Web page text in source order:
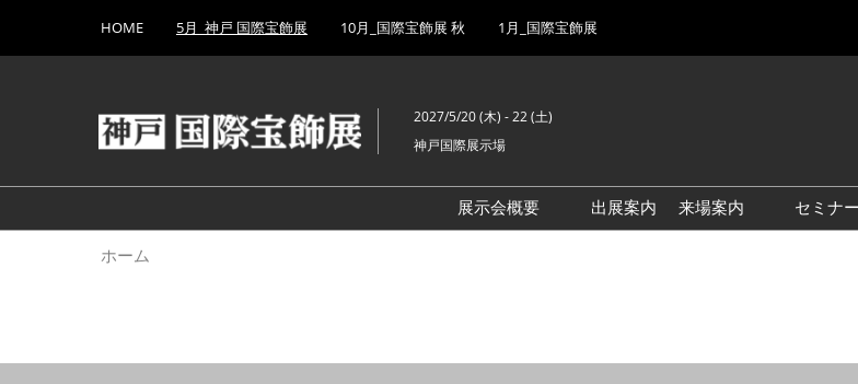
キ
し
て
to
HOME 5月_神戸 国際宝飾展 10月_国際宝飾展 秋 1月_国際宝飾展
2027/5/20 (木) - 22 (土)
神戸国際展示場
展示会概要
出展案内
来場案内
セミナー
ホーム